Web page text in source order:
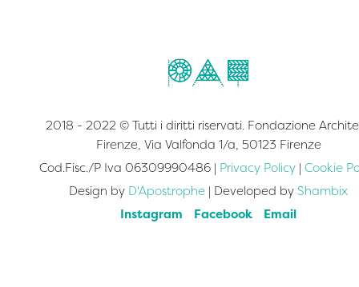
2018 - 2022 © Tutti i diritti riservati. Fondazione
Firenze, Via Valfonda 1/a, 50123 Firenze
Cod.Fisc./P Iva 06309990486 | Privacy Policy| Cookie
Design by D'Apostrophe | Developed by Shambix
Instagram
Facebook Email